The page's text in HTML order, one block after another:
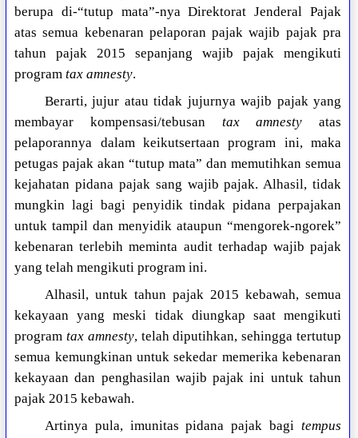
berupa di-“tutup mata”-nya Direktorat Jenderal Pajak
atas semua kebenaran pelaporan pajak wajib pajak pra
tahun pajak 2015 sepanjang wajib pajak mengikuti
programtax amnesty.
Berarti, jujur atau tidak jujurnya wajib pajak yang
membayar kompensasi/tebusan tax amnesty atas
pelaporannya dalam keikutsertaan program ini, maka
petugas pajak akan “tutup mata” dan memutihkan semua
kejahatan pidana pajak sang wajib pajak. Alhasil, tidak
mungkin lagi bagi penyidik tindak pidana perpajakan
untuk tampil dan menyidik ataupun “mengorek-ngorek”
kebenaran terlebih meminta audit terhadap wajib pajak
yang telah mengikuti program ini.
Alhasil, untuk tahun pajak 2015 kebawah, semua
kekayaan yang meski tidak diungkap saat mengikuti
program tax amnesty, telah diputihkan, sehingga tertutup
semua kemungkinan untuk sekedar memerika kebenaran
kekayaan dan penghasilan wajib pajak ini untuk tahun
pajak 2015 kebawah.
Artinya pula, imunitas pidana pajak bagi tempus